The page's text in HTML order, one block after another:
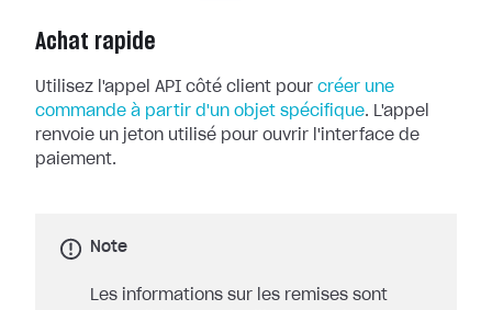
Achat rapide
Utilisez l'appel API côté client pour créer une
commande à partir d'un objet spécifique. L'appel
renvoie un jeton utilisé pour ouvrir l'interface de
paiement.
Note
Les informations sur les remises sont